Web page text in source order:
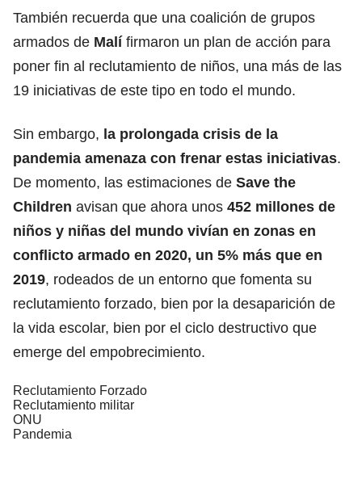
También recuerda que una coalición de grupos
armados de Malí firmaron un plan de acción para
poner fin al reclutamiento de niños, una más de las
19 iniciativas de este tipo en todo el mundo.
Sin embargo, la prolongada crisis de la
pandemia amenaza con frenar estas iniciativas.
De momento, las estimaciones de Save the
Children avisan que ahora unos 452 millones de
niños y niñas del mundo vivían en zonas en
conflicto armado en 2020, un 5% más que en
2019, rodeados de un entorno que fomenta su
reclutamiento forzado, bien por la desaparición de
la vida escolar, bien por el ciclo destructivo que
emerge del empobrecimiento.
Reclutamiento Forzado
Reclutamiento militar
ONU
Pandemia